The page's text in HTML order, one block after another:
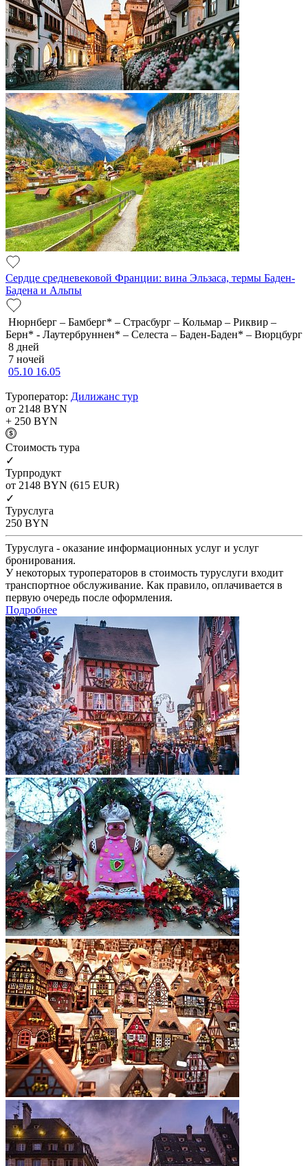
Сердце средневековой Франции: вина Эльзаса, термы Баден-
Бадена и Альпы
Нюрнберг – Бамберг* – Страсбург – Кольмар – Риквир –
Берн* - Лаутербруннен* – Селеста – Баден-Баден* – Вюрцбург
8 дней
7 ночей
05.10 16.05
Туроператор: Дилижанс тур
от 2148 BYN
+ 250 BYN
Cтоимость тура
✓
Турпродукт
от 2148 BYN (615 EUR)
✓
Туруслуга
250 BYN
Туруслуга - оказание информационных услуг и услуг
бронирования.
У некоторых туроператоров в стоимость туруслуги входит
транспортное обслуживание. Как правило, оплачивается в
первую очередь после оформления.
Подробнее